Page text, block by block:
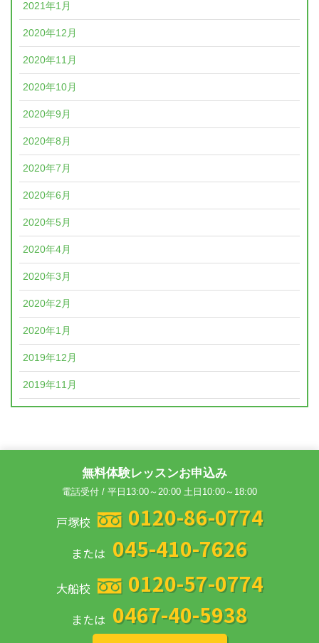
2021年1月
2020年12月
2020年11月
2020年10月
2020年9月
2020年8月
2020年7月
2020年6月
2020年5月
2020年4月
2020年3月
2020年2月
2020年1月
2019年12月
2019年11月
無料体験レッスンお申込み
電話受付 / 平日13:00～20:00 土日10:00～18:00
戸塚校 0120-86-0774
または 045-410-7626
大船校 0120-57-0774
または 0467-40-5938